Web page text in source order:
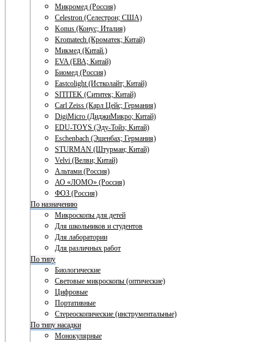
Микромед (Россия)
Celestron (Селестрон; США)
Konus (Конус; Италия)
Kromatech (Кроматек; Китай)
Микмед (Китай.)
EVA (ЕВА; Китай)
Биомед (Россия)
Eastcolight (Истколайт; Китай)
SITITEK (Сититек; Китай)
Carl Zeiss (Карл Цейс; Германия)
DigiMicro (ДиджиМикро; Китай)
EDU-TOYS (Эду-Тойз; Китай)
Eschenbach (Эшенбах; Германия)
STURMAN (Штурман; Китай)
Velvi (Велви; Китай)
Альтами (Россия)
АО «ЛОМО» (Россия)
ФОЗ (Россия)
По назначению
Микроскопы для детей
Для школьников и студентов
Для лаборатории
Для различных работ
По типу
Биологические
Световые микроскопы (оптические)
Цифровые
Портативные
Стереоскопические (инструментальные)
По типу насадки
Монокулярные